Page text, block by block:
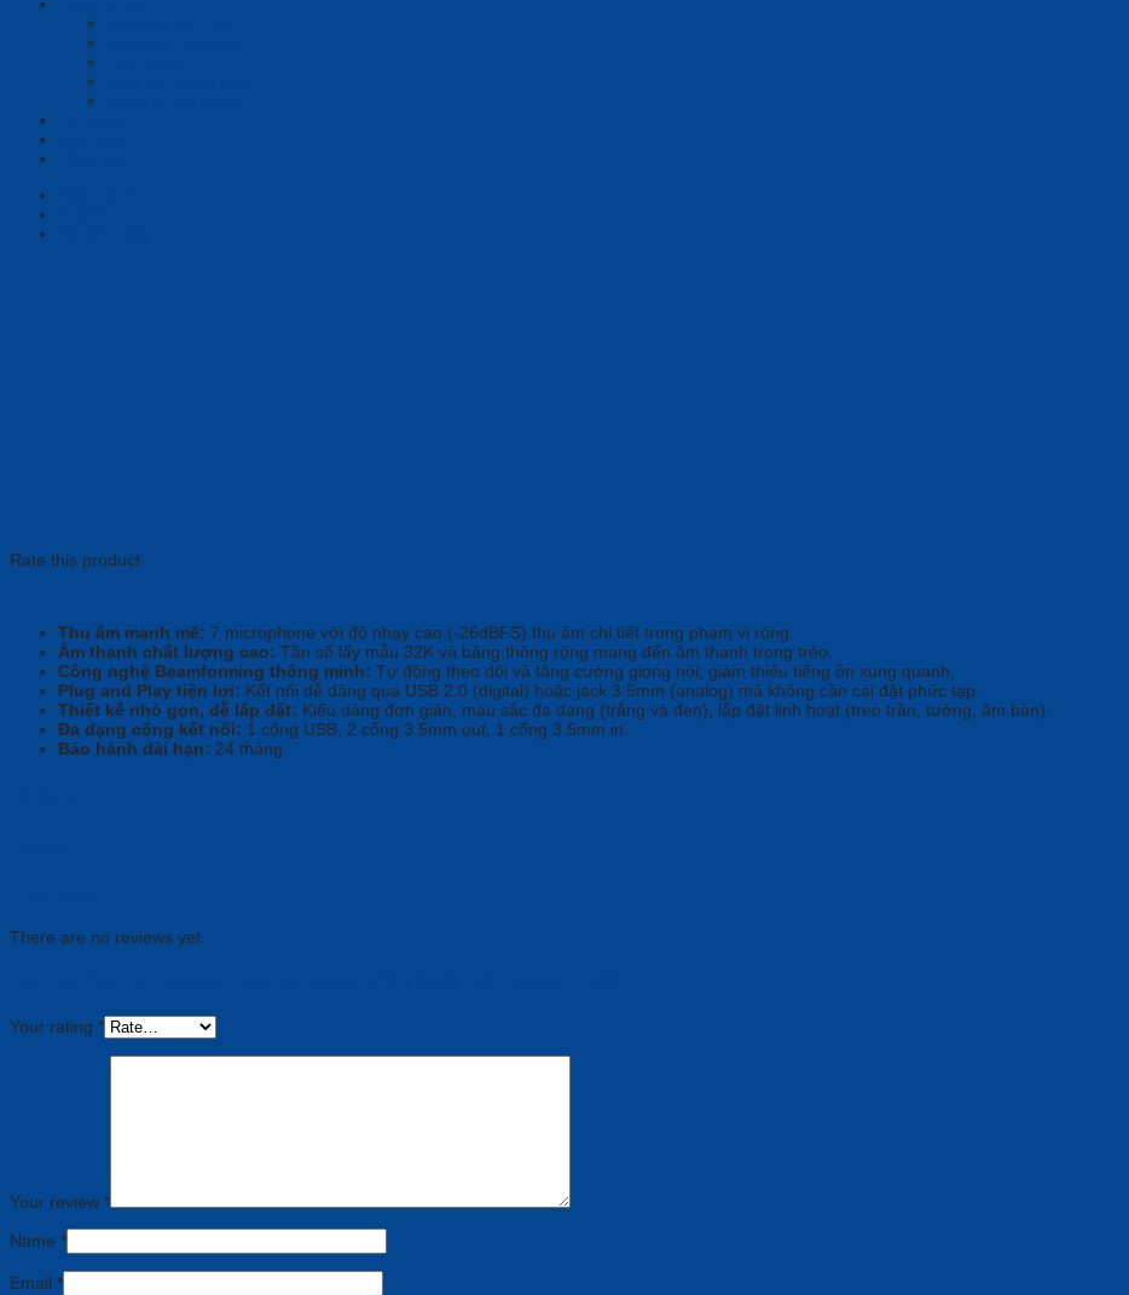
Rate this product
Thu âm mạnh mẽ: 7 microphone với độ nhạy cao (-26dBFS) thu âm chi tiết trong phạm vi rộng.
Âm thanh chất lượng cao: Tần số lấy mẫu 32K và băng thông rộng mang đến âm thanh trong trẻo.
Công nghệ Beamforming thông minh: Tự động theo dõi và tăng cường giọng nói, giảm thiểu tiếng ồn xung quanh.
Plug and Play tiện lợi: Kết nối dễ dàng qua USB 2.0 (digital) hoặc jack 3.5mm (analog) mà không cần cài đặt phức tạp.
Thiết kế nhỏ gọn, dễ lắp đặt: Kiểu dáng đơn giản, màu sắc đa dạng (trắng và đen), lắp đặt linh hoạt (treo trần, tường, âm bàn).
Đa dạng cổng kết nối: 1 cổng USB, 2 cổng 3.5mm out, 1 cổng 3.5mm in.
Bảo hành dài hạn: 24 tháng.
There are no reviews yet.
Your rating *
Your review *
Name *
Email *